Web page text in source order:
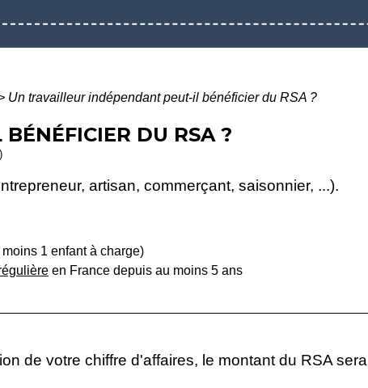
Un travailleur indépendant peut-il bénéficier du RSA ?
DU RSA ?
artisan, commerçant, saisonnier, ...).
1 enfant à charge)
en France depuis au moins 5 ans
de votre chiffre d'affaires, le montant du RSA sera